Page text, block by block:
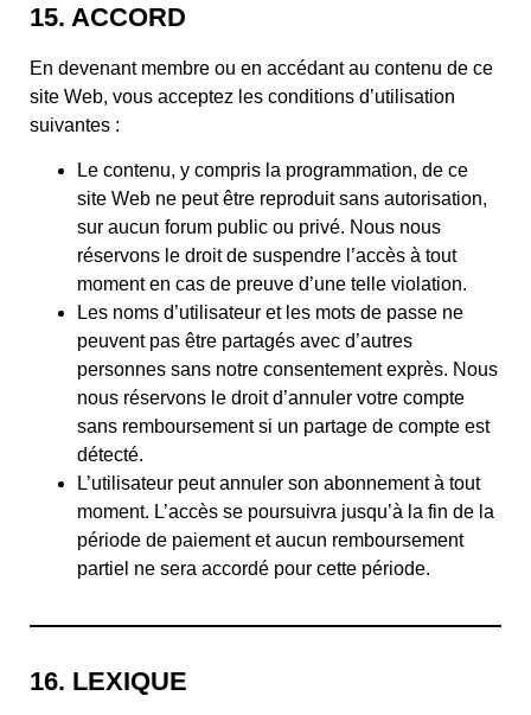
15. ACCORD
En devenant membre ou en accédant au contenu de ce
site Web, vous acceptez les conditions d’utilisation
suivantes :
Le contenu, y compris la programmation, de ce
site Web ne peut être reproduit sans autorisation,
sur aucun forum public ou privé. Nous nous
réservons le droit de suspendre l’accès à tout
moment en cas de preuve d’une telle violation.
Les noms d’utilisateur et les mots de passe ne
peuvent pas être partagés avec d’autres
personnes sans notre consentement exprès. Nous
nous réservons le droit d’annuler votre compte
sans remboursement si un partage de compte est
détecté.
L’utilisateur peut annuler son abonnement à tout
moment. L’accès se poursuivra jusqu’à la fin de la
période de paiement et aucun remboursement
partiel ne sera accordé pour cette période.
16. LEXIQUE